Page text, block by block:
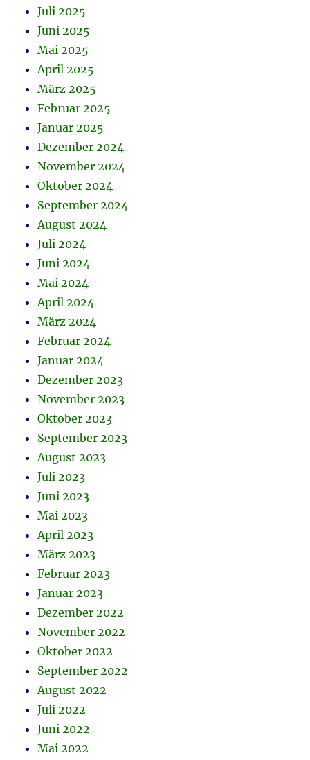
Juli 2025
Juni 2025
Mai 2025
April 2025
März 2025
Februar 2025
Januar 2025
Dezember 2024
November 2024
Oktober 2024
September 2024
August 2024
Juli 2024
Juni 2024
Mai 2024
April 2024
März 2024
Februar 2024
Januar 2024
Dezember 2023
November 2023
Oktober 2023
September 2023
August 2023
Juli 2023
Juni 2023
Mai 2023
April 2023
März 2023
Februar 2023
Januar 2023
Dezember 2022
November 2022
Oktober 2022
September 2022
August 2022
Juli 2022
Juni 2022
Mai 2022